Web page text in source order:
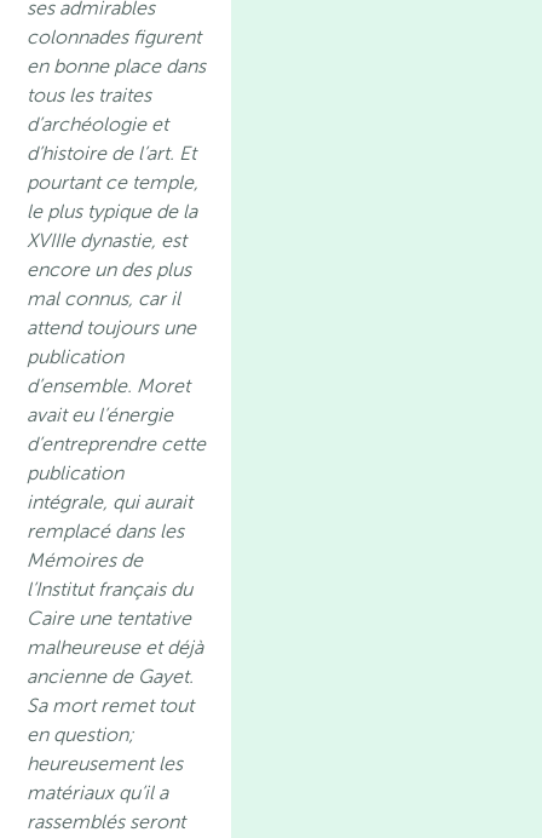
ses admirables
colonnades figurent
en bonne place dans
tous les traites
d’archéologie et
d’histoire de l’art. Et
pourtant ce temple,
le plus typique de la
XVIIIe dynastie, est
encore un des plus
mal connus, car il
attend toujours une
publication
d’ensemble. Moret
avait eu l’énergie
d’entreprendre cette
publication
intégrale, qui aurait
remplacé dans les
Mémoires de
l’Institut français du
Caire une tentative
malheureuse et déjà
ancienne de Gayet.
Sa mort remet tout
en question;
heureusement les
matériaux qu’il a
rassemblés seront